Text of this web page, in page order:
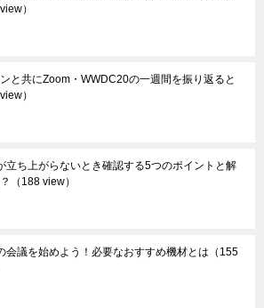
）
と共にZoom・WWDC20の一週間を振り返ると
）
立ち上がらないとき確認する5つのポイントと解
（188 view）
会議を始めよう！必要なおすすめ機材とは （155